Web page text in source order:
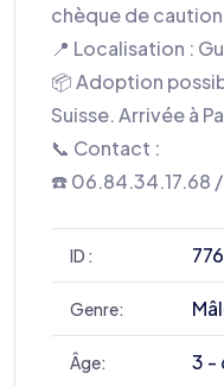
chèque de
📍 Localisation :
📦 Adoption
Suisse. Arrivée à
📞 Contact :
☎️ 06.84.34.17.68
ID :
Genre:
Âge: 3 -